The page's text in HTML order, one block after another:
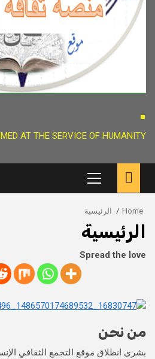
.
AT THE SERVICE OF HUMANITY
Primary
Menu
Home الرئيسية
الرئيسية
Spread the love
من نحن
بشرى انطلاق موقع التجمع الثقافي